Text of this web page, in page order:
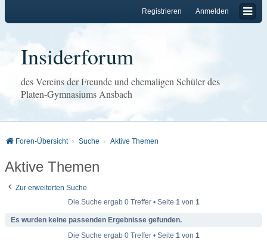
Anmelden
Registrieren
Insiderforum
des Vereins der Freunde und ehemaligen Schüler des
Platen-Gymnasiums Ansbach
Foren-Übersicht Suche Aktive Themen
Aktive Themen
Zur erweiterten Suche
Die Suche ergab 0 Treffer • Seite 1von 1
Es wurden keine passenden Ergebnisse gefunden.
Die Suche ergab 0 Treffer • Seite 1von 1